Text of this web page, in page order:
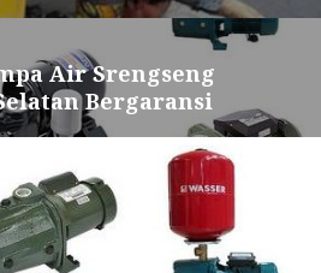
Air Srengseng
Bergaransi